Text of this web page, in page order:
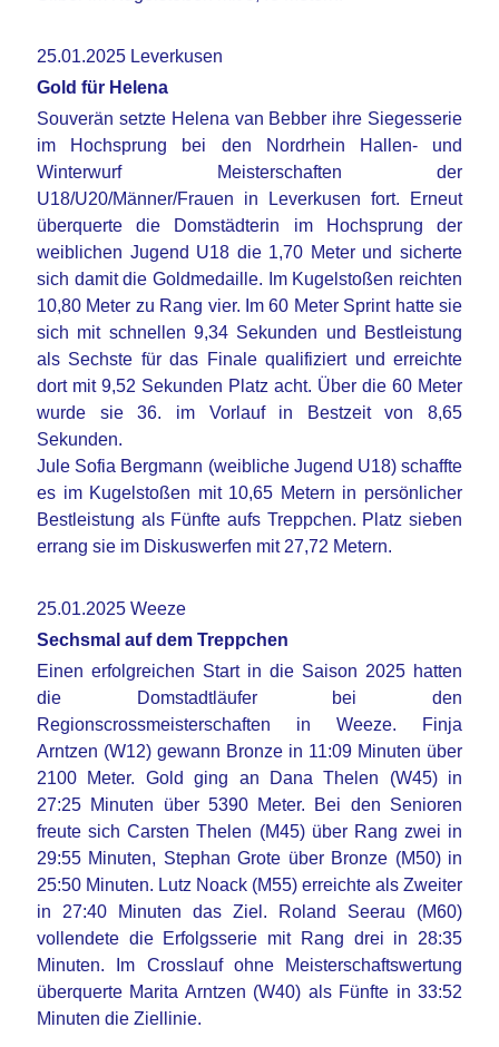
25.01.2025 Leverkusen
Gold für Helena
Souverän setzte Helena van Bebber ihre Siegesserie
im Hochsprung bei den Nordrhein Hallen- und
Winterwurf Meisterschaften der
U18/U20/Männer/Frauen in Leverkusen fort. Erneut
überquerte die Domstädterin im Hochsprung der
weiblichen Jugend U18 die 1,70 Meter und sicherte
sich damit die Goldmedaille. Im Kugelstoßen reichten
10,80 Meter zu Rang vier. Im 60 Meter Sprint hatte sie
sich mit schnellen 9,34 Sekunden und Bestleistung
als Sechste für das Finale qualifiziert und erreichte
dort mit 9,52 Sekunden Platz acht. Über die 60 Meter
wurde sie 36. im Vorlauf in Bestzeit von 8,65
Sekunden.
Jule Sofia Bergmann (weibliche Jugend U18) schaffte
es im Kugelstoßen mit 10,65 Metern in persönlicher
Bestleistung als Fünfte aufs Treppchen. Platz sieben
errang sie im Diskuswerfen mit 27,72 Metern.
25.01.2025 Weeze
Sechsmal auf dem Treppchen
Einen erfolgreichen Start in die Saison 2025 hatten
die Domstadtläufer bei den
Regionscrossmeisterschaften in Weeze. Finja
Arntzen (W12) gewann Bronze in 11:09 Minuten über
2100 Meter. Gold ging an Dana Thelen (W45) in
27:25 Minuten über 5390 Meter. Bei den Senioren
freute sich Carsten Thelen (M45) über Rang zwei in
29:55 Minuten, Stephan Grote über Bronze (M50) in
25:50 Minuten. Lutz Noack (M55) erreichte als Zweiter
in 27:40 Minuten das Ziel. Roland Seerau (M60)
vollendete die Erfolgsserie mit Rang drei in 28:35
Minuten. Im Crosslauf ohne Meisterschaftswertung
überquerte Marita Arntzen (W40) als Fünfte in 33:52
Minuten die Ziellinie.